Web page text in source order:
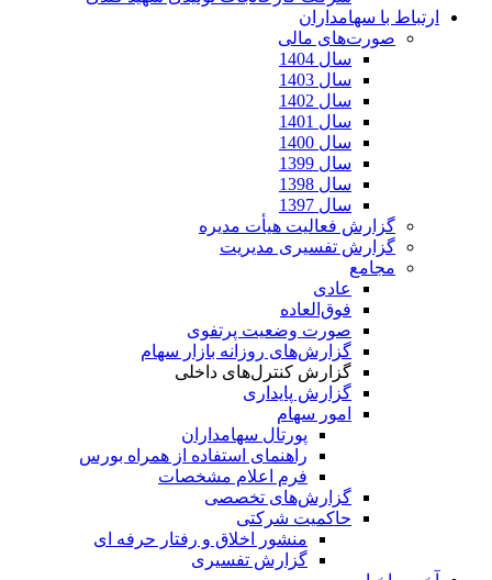
ارتباط با سهامداران
صورت‌های مالی
سال 1404
سال 1403
سال 1402
سال 1401
سال 1400
سال 1399
سال 1398
سال 1397
گزارش فعالیت هیأت مدیره
گزارش تفسیری مدیریت
مجامع
عادی
فوق‌العاده
صورت وضعیت پرتفوی
گزارش‌های روزانه بازار سهام
گزارش کنترل‌های داخلی
گزارش پایداری
امور سهام
پورتال سهامداران
راهنمای استفاده از همراه بورس
فرم اعلام مشخصات
گزارش‌های تخصصی
حاکمیت شرکتی
منشور اخلاق و رفتار حرفه­ ای
گزارش تفسیری